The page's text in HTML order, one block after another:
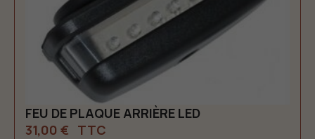
FEU DE PLAQUE ARRIÈRE LED
31,00 € TTC